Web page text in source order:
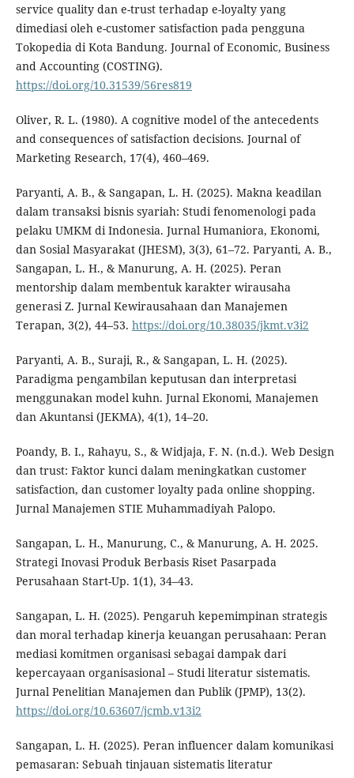
service quality dan e-trust terhadap e-loyalty yang
dimediasi oleh e-customer satisfaction pada pengguna
Tokopedia di Kota Bandung. Journal of Economic, Business
and Accounting (COSTING).
https://doi.org/10.31539/56res819
Oliver, R. L. (1980). A cognitive model of the antecedents
and consequences of satisfaction decisions. Journal of
Marketing Research, 17(4), 460–469.
Paryanti, A. B., & Sangapan, L. H. (2025). Makna keadilan
dalam transaksi bisnis syariah: Studi fenomenologi pada
pelaku UMKM di Indonesia. Jurnal Humaniora, Ekonomi,
dan Sosial Masyarakat (JHESM), 3(3), 61–72. Paryanti, A. B.,
Sangapan, L. H., & Manurung, A. H. (2025). Peran
mentorship dalam membentuk karakter wirausaha
generasi Z. Jurnal Kewirausahaan dan Manajemen
Terapan, 3(2), 44–53. https://doi.org/10.38035/jkmt.v3i2
Paryanti, A. B., Suraji, R., & Sangapan, L. H. (2025).
Paradigma pengambilan keputusan dan interpretasi
menggunakan model kuhn. Jurnal Ekonomi, Manajemen
dan Akuntansi (JEKMA), 4(1), 14–20.
Poandy, B. I., Rahayu, S., & Widjaja, F. N. (n.d.). Web Design
dan trust: Faktor kunci dalam meningkatkan customer
satisfaction, dan customer loyalty pada online shopping.
Jurnal Manajemen STIE Muhammadiyah Palopo.
Sangapan, L. H., Manurung, C., & Manurung, A. H. 2025.
Strategi Inovasi Produk Berbasis Riset Pasarpada
Perusahaan Start-Up. 1(1), 34–43.
Sangapan, L. H. (2025). Pengaruh kepemimpinan strategis
dan moral terhadap kinerja keuangan perusahaan: Peran
mediasi komitmen organisasi sebagai dampak dari
kepercayaan organisasional – Studi literatur sistematis.
Jurnal Penelitian Manajemen dan Publik (JPMP), 13(2).
https://doi.org/10.63607/jcmb.v13i2
Sangapan, L. H. (2025). Peran influencer dalam komunikasi
pemasaran: Sebuah tinjauan sistematis literatur